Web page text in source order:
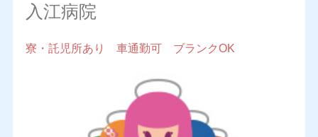
入江病院
寮・託児所あり 車通勤可 ブランクOK